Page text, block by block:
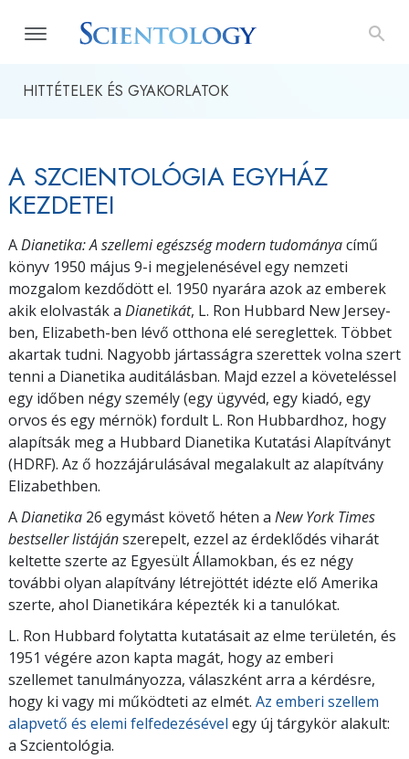
HITTÉTELEK ÉS GYAKORLATOK
A SZCIENTOLÓGIA EGYHÁZ
KEZDETEI
ADianetika: A szellemi egészség modern tudományacímű
könyv 1950 május 9-i megjelenésével egy nemzeti
mozgalom kezdődött el. 1950 nyarára azok az emberek
akik elolvasták a Dianetikát, L. Ron Hubbard New Jersey-
ben, Elizabeth-ben lévő otthona elé sereglettek. Többet
akartak tudni. Nagyobb jártasságra szerettek volna szert
tenni a Dianetika auditálásban. Majd ezzel a követeléssel
egy időben négy személy (egy ügyvéd, egy kiadó, egy
orvos és egy mérnök) fordult L. Ron Hubbardhoz, hogy
alapítsák meg a Hubbard Dianetika Kutatási Alapítványt
(HDRF). Az ő hozzájárulásával megalakult az alapítvány
Elizabethben.
ADianetika 26 egymást követő héten a New York Times
bestseller listájánszerepelt, ezzel az érdeklődés viharát
keltette szerte az Egyesült Államokban, és ez négy
további olyan alapítvány létrejöttét idézte elő Amerika
szerte, ahol Dianetikára képezték ki a tanulókat.
L. Ron Hubbard folytatta kutatásait az elme területén, és
1951 végére azon kapta magát, hogy az emberi
szellemet tanulmányozza, válaszként arra a kérdésre,
hogy ki vagy mi működteti az elmét. Az emberi szellem
alapvető és elemi felfedezésével egy új tárgykör alakult:
a Szcientológia.